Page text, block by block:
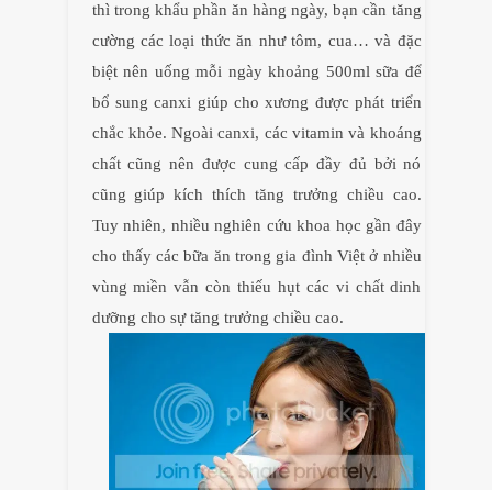
thì trong khẩu phần ăn hàng ngày, bạn cần tăng
cường các loại thức ăn như tôm, cua… và đặc
biệt nên uống mỗi ngày khoảng 500ml sữa để
bổ sung canxi giúp cho xương được phát triển
chắc khỏe. Ngoài canxi, các vitamin và khoáng
chất cũng nên được cung cấp đầy đủ bởi nó
cũng giúp kích thích tăng trưởng chiều cao.
Tuy nhiên, nhiều nghiên cứu khoa học gần đây
cho thấy các bữa ăn trong gia đình Việt ở nhiều
vùng miền vẫn còn thiếu hụt các vi chất dinh
dưỡng cho sự tăng trưởng chiều cao.